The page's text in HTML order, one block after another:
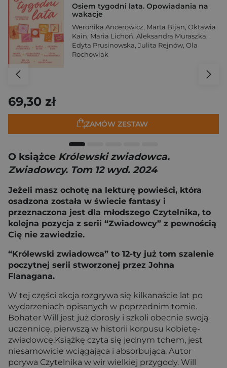
Osiem tygodni lata. Opowiadania na
wakacje
Weronika Ancerowicz, Marta Bijan, Oktawia
Kain, Maria Lichoń, Aleksandra Muraszka,
Edyta Prusinowska, Julita Rejnów, Ola
Rochowiak
69,30 zł
ZAMÓW ZESTAW
O książce Królewski zwiadowca.
Zwiadowcy. Tom 12 wyd. 2024
Jeżeli masz ochotę na lekturę powieści, która
osadzona została w świecie fantasy i
przeznaczona jest dla młodszego Czytelnika, to
kolejna pozycja z serii “Zwiadowcy” z pewnością
Cię nie zawiedzie.
“Królewski zwiadowca” to 12-ty już tom szalenie
poczytnej serii stworzonej przez Johna
Flanagana.
W tej części akcja rozgrywa się kilkanaście lat po
wydarzeniach opisanych w poprzednim tomie.
Bohater Will jest już dorosły i szkoli obecnie swoją
uczennicę, pierwszą w historii korpusu kobietę-
zwiadowcę.Książkę czyta się jednym tchem, jest
niesamowicie wciągająca i absorbująca. Autor
porywa Czytelnika w wir wielkiej przygody. Will